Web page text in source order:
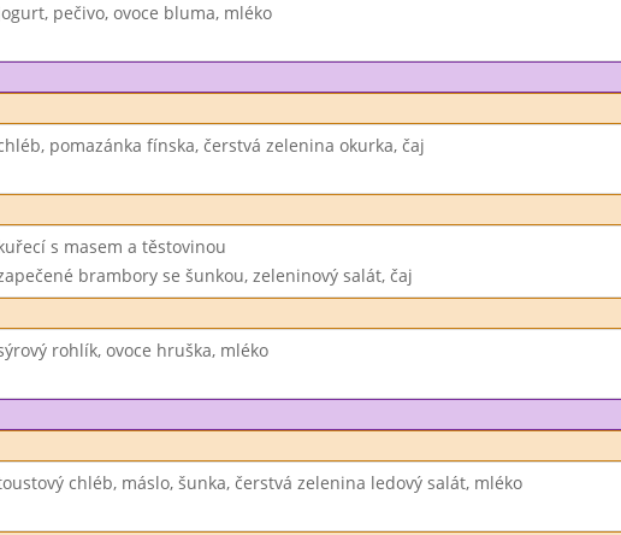
pečivo, ovoce bluma, mléko
pomazánka fínska, čerstvá zelenina okurka, čaj
s masem a těstovinou
brambory se šunkou, zeleninový salát, čaj
rohlík, ovoce hruška, mléko
chléb, máslo, šunka, čerstvá zelenina ledový salát, mléko